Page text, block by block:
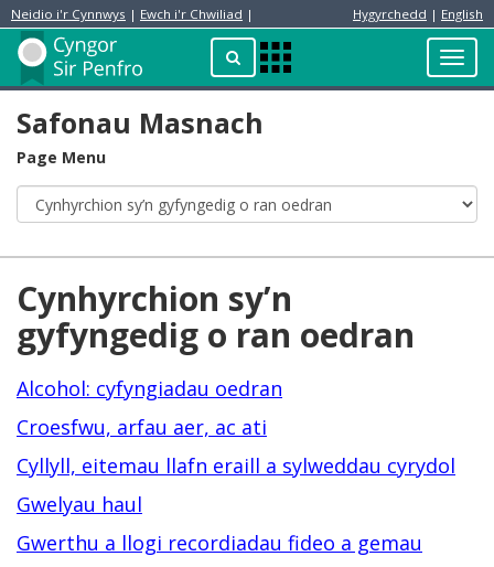
Neidio i'r Cynnwys | Ewch i'r Chwiliad | Hygyrchedd | English
ChwilioApps
Menu
Preswylydd
Safonau Masnach
Page Menu
Cynhyrchion sy’n
gyfyngedig o ran oedran
Alcohol: cyfyngiadau oedran
Croesfwu, arfau aer, ac ati
Cyllyll, eitemau llafn eraill a sylweddau cyrydol
Gwelyau haul
Gwerthu a llogi recordiadau fideo a gemau